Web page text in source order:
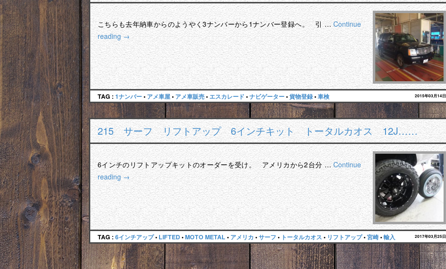
こちらも去年納車からのようやく3ナンバーから1ナンバー登録へ。 引 …Continue
reading→
TAG : 1ナンバー• アメ車屋• アメ車販売• エスカレード •ナビゲーター•貨物登録•車検 2015年03月14日
215 サーフ リフトアップ 6インチキット トータルカオス 12J……
6インチのリフトアップキットのオーダーを受け。 アメリカから2台分 …Continue
reading→
TAG : 6インチアップ• LIFTED•MOTO METAL• アメリカ •サーフ • トータルカオス • リフトアップ•宮崎•輸入 2017年03月25日